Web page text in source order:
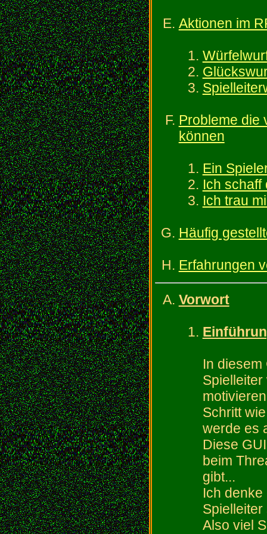
Aktionen im
Probleme die
können
Ein
Ich schaff
Ich trau
Häufig
Erfahrungen
Vorwort
In
Schritt
werde es
Diese
beim
gibt...
Ich
Also viel